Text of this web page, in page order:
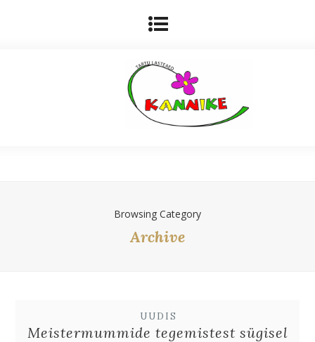
Browsing Category
Archive
UUDIS
Meistermummide tegemistest sügisel